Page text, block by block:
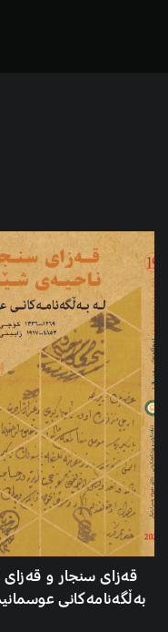
قەزای سنجار و
بەڵگەنامەکانی